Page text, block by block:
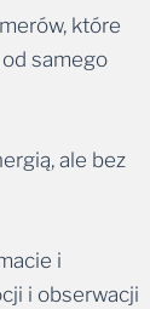
które
samego
ale bez
i
i obserwacji